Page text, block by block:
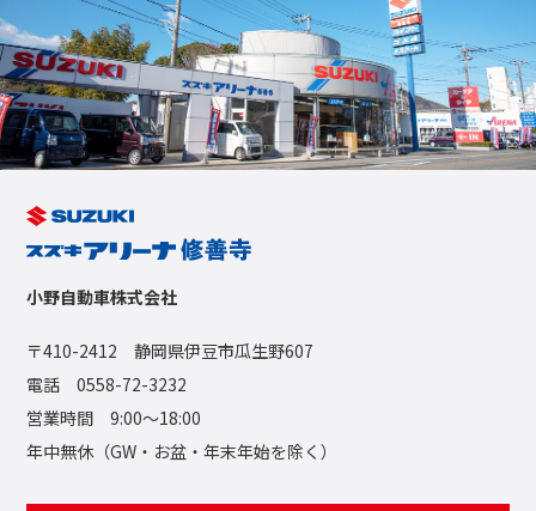
小野自動車株式会社
〒410-2412 静岡県伊豆市瓜生野607
電話 0558-72-3232
営業時間 9:00〜18:00
年中無休（GW・お盆・年末年始を除く）